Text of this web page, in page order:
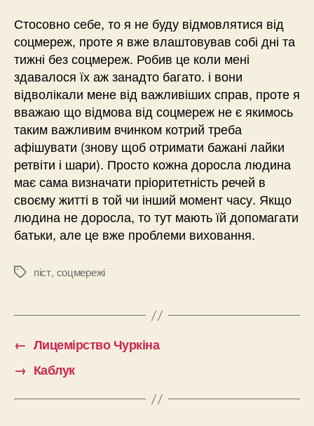
Стосовно себе, то я не буду відмовлятися від
соцмереж, проте я вже влаштовував собі дні та
тижні без соцмереж. Робив це коли мені
здавалося їх аж занадто багато. і вони
відволікали мене від важливіших справ, проте я
вважаю що відмова від соцмереж не є якимось
таким важливим вчинком котрий треба
афішувати (знову щоб отримати бажані лайки
ретвіти і шари). Просто кожна доросла людина
має сама визначати пріоритетність речей в
своєму житті в той чи інший момент часу. Якщо
людина не доросла, то тут мають їй допомагати
батьки, але це вже проблеми виховання.
Позначки
піст, соцмережі
← Лицемірство Чуркіна
→ Каблук